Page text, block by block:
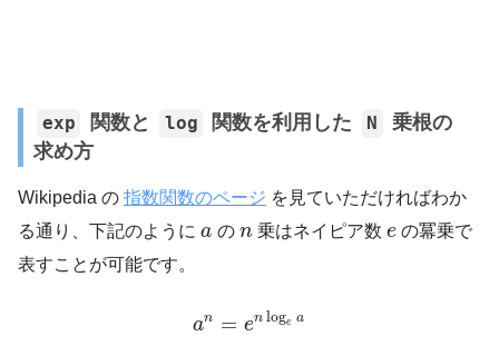
exp 関数と log 関数を利用した N
乗根の
求め方
Wikipedia の 指数関数のページ を見ていただければわか
る通り、下記のように a の n 乗はネイピア数e の冪乗で
表すことが可能です。
an = en loge a